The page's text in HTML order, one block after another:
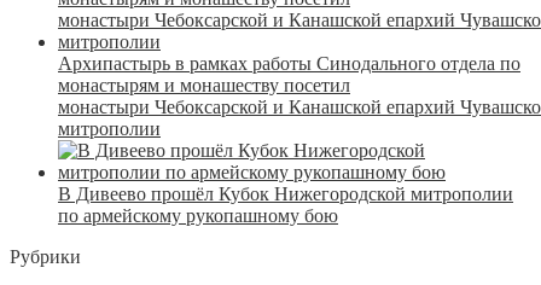
Архипастырь в рамках работы Синодального отдела по
монастырям и монашеству посетил
монастыри Чебоксарской и Канашской епархий
митрополии
В Дивеево прошёл Кубок Нижегородской митрополии
по армейскому рукопашному бою
Рубрики